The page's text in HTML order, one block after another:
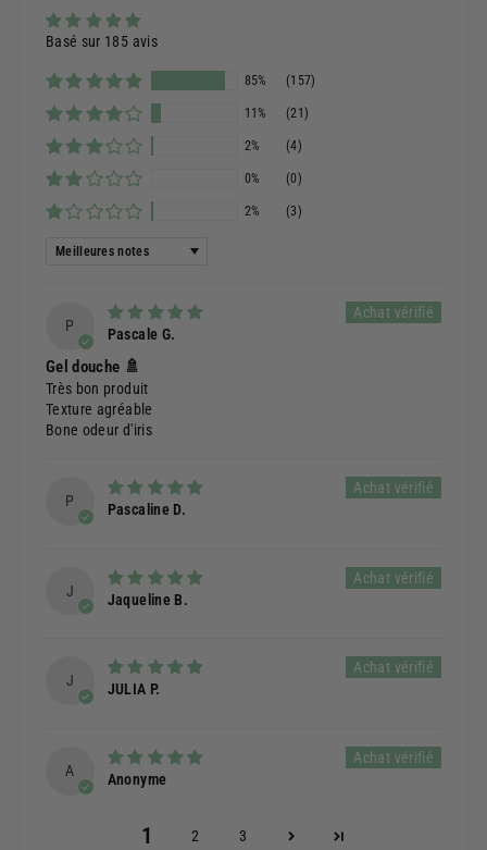
Basé sur 185 avis
85% (157)
11% (21)
2% (4)
0% (0)
2% (3)
Sort by
P
Pascale G.
Gel douche 🚿
Très bon produit
Texture agréable
Bone odeur d'iris
P
Pascaline D.
J
Jaqueline B.
J
JULIA P.
A
Anonyme
1 2 3